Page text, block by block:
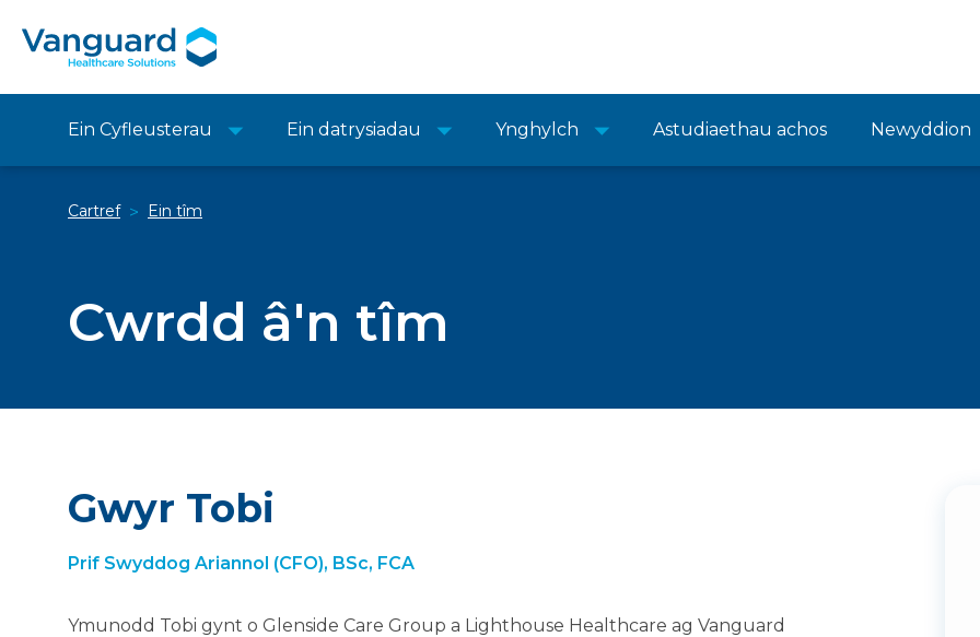
Ein Cyfleusterau Ein datrysiadau Ynghylch Astudiaethau achos Newyddion
Cartref > Ein tîm
Cwrdd â'n tîm
Gwyr Tobi
Prif Swyddog Ariannol (CFO), BSc, FCA
Ymunodd Tobi gynt o Glenside Care Group a Lighthouse Healthcare ag Vanguard